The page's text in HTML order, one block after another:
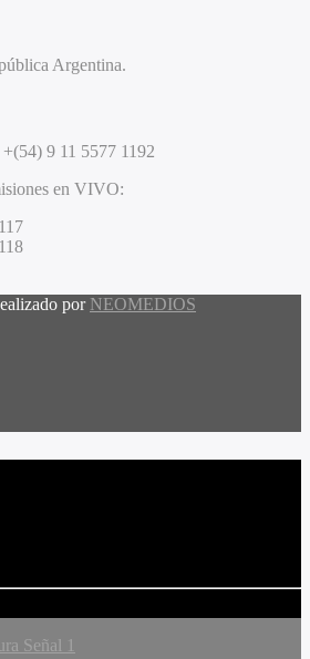
Argentina.
+(54) 9 11 5577 1192
en VIVO:
por NEOMEDIOS
Señal 1